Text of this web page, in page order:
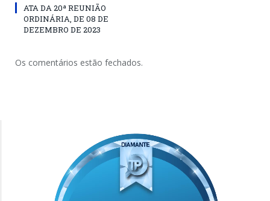
ATA DA 20ª REUNIÃO
ORDINÁRIA, DE 08 DE
DEZEMBRO DE 2023
Os comentários estão fechados.